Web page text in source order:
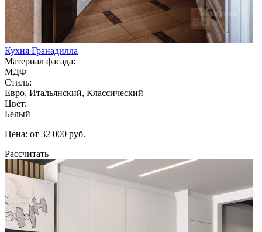
Кухня Гранадилла
Материал фасада:
МДФ
Стиль:
Евро, Итальянский, Классический
Цвет:
Белый
Цена: от 32 000 руб.
Рассчитать